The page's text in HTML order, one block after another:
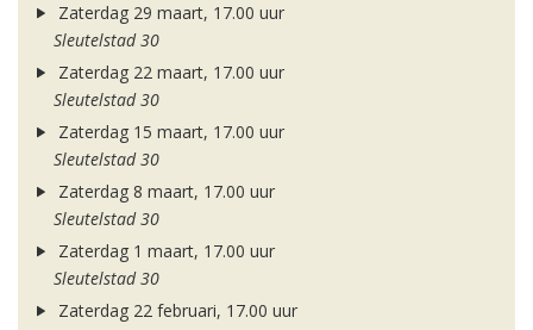
Zaterdag 29 maart, 17.00 uur
Sleutelstad 30
Zaterdag 22 maart, 17.00 uur
Sleutelstad 30
Zaterdag 15 maart, 17.00 uur
Sleutelstad 30
Zaterdag 8 maart, 17.00 uur
Sleutelstad 30
Zaterdag 1 maart, 17.00 uur
Sleutelstad 30
Zaterdag 22 februari, 17.00 uur